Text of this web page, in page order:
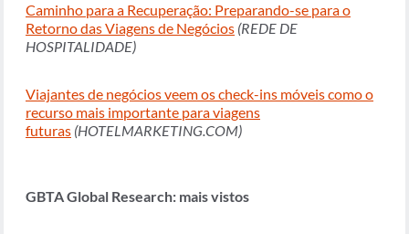
Caminho para a Recuperação: Preparando-se para o
Retorno das Viagens de Negócios (REDE DE
HOSPITALIDADE)
Viajantes de negócios veem os check-ins móveis como o
recurso mais importante para viagens
futuras (HOTELMARKETING.COM)
GBTA Global Research: mais vistos